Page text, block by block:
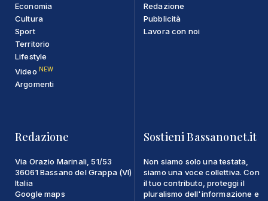
Economia
Cultura
Sport
Territorio
Lifestyle
Video NEW
Argomenti
Redazione
Pubblicità
Lavora con noi
Redazione
Via Orazio Marinali, 51/53
36061 Bassano del Grappa (VI)
Italia
Google maps
Sostieni Bassanonet.it
Non siamo solo una testata,
siamo una voce collettiva. Con
il tuo contributo, proteggi il
pluralismo dell'informazione e